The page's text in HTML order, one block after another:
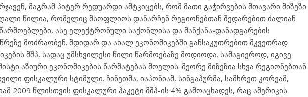
მაგრამ პიტერ რედუარდი ამტკიცებს, რომ მათი გაჭირვების მთავარი მიზეზი
წილია, რომელიც მსოფლიოს დანარჩენ რეგიონებთან შედარებით ძალიან
ასე ელექტრონული საქონლისა და მანქანა-დანადგარების
მოძრაობენ. მდიდარ და ახალ ეკონომიკებში განსაკუთრებით მკვეთრად
მშპ, სადაც უმსხვილესი წილი წარმოებაზე მოდიოდა. სამაგიეროდ, იგივე
აზიური ეკონომიკების წარმატებას მოელის. მეორე მიზეზია სხვა რეგიონებთან
ფისკალური სტიმული. ჩინეთმა, იაპონიამ, სინგაპურმა, სამხრეთ კორეამ,
2009 წლისთვის ფისკალური პაკეტი მშპ-ის 4% გამოაცხადეს, რაც ამერიკის